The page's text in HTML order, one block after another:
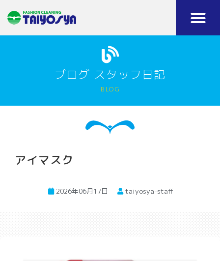
ブログ スタッフ日記
blog
アイマスク
2026年06月17日 taiyosya-staff